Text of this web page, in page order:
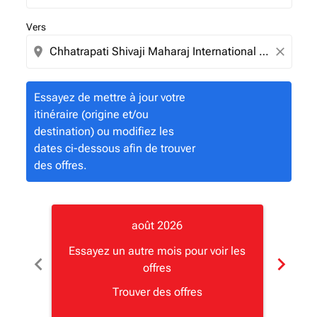
Vers
location_on close
Essayez de mettre à jour votre
itinéraire (origine et/ou
destination) ou modifiez les
dates ci-dessous afin de trouver
des offres.
chevron_left
août 2026
Essayez un autre mois pour voir les
offres
Trouver des offres
chevron_right